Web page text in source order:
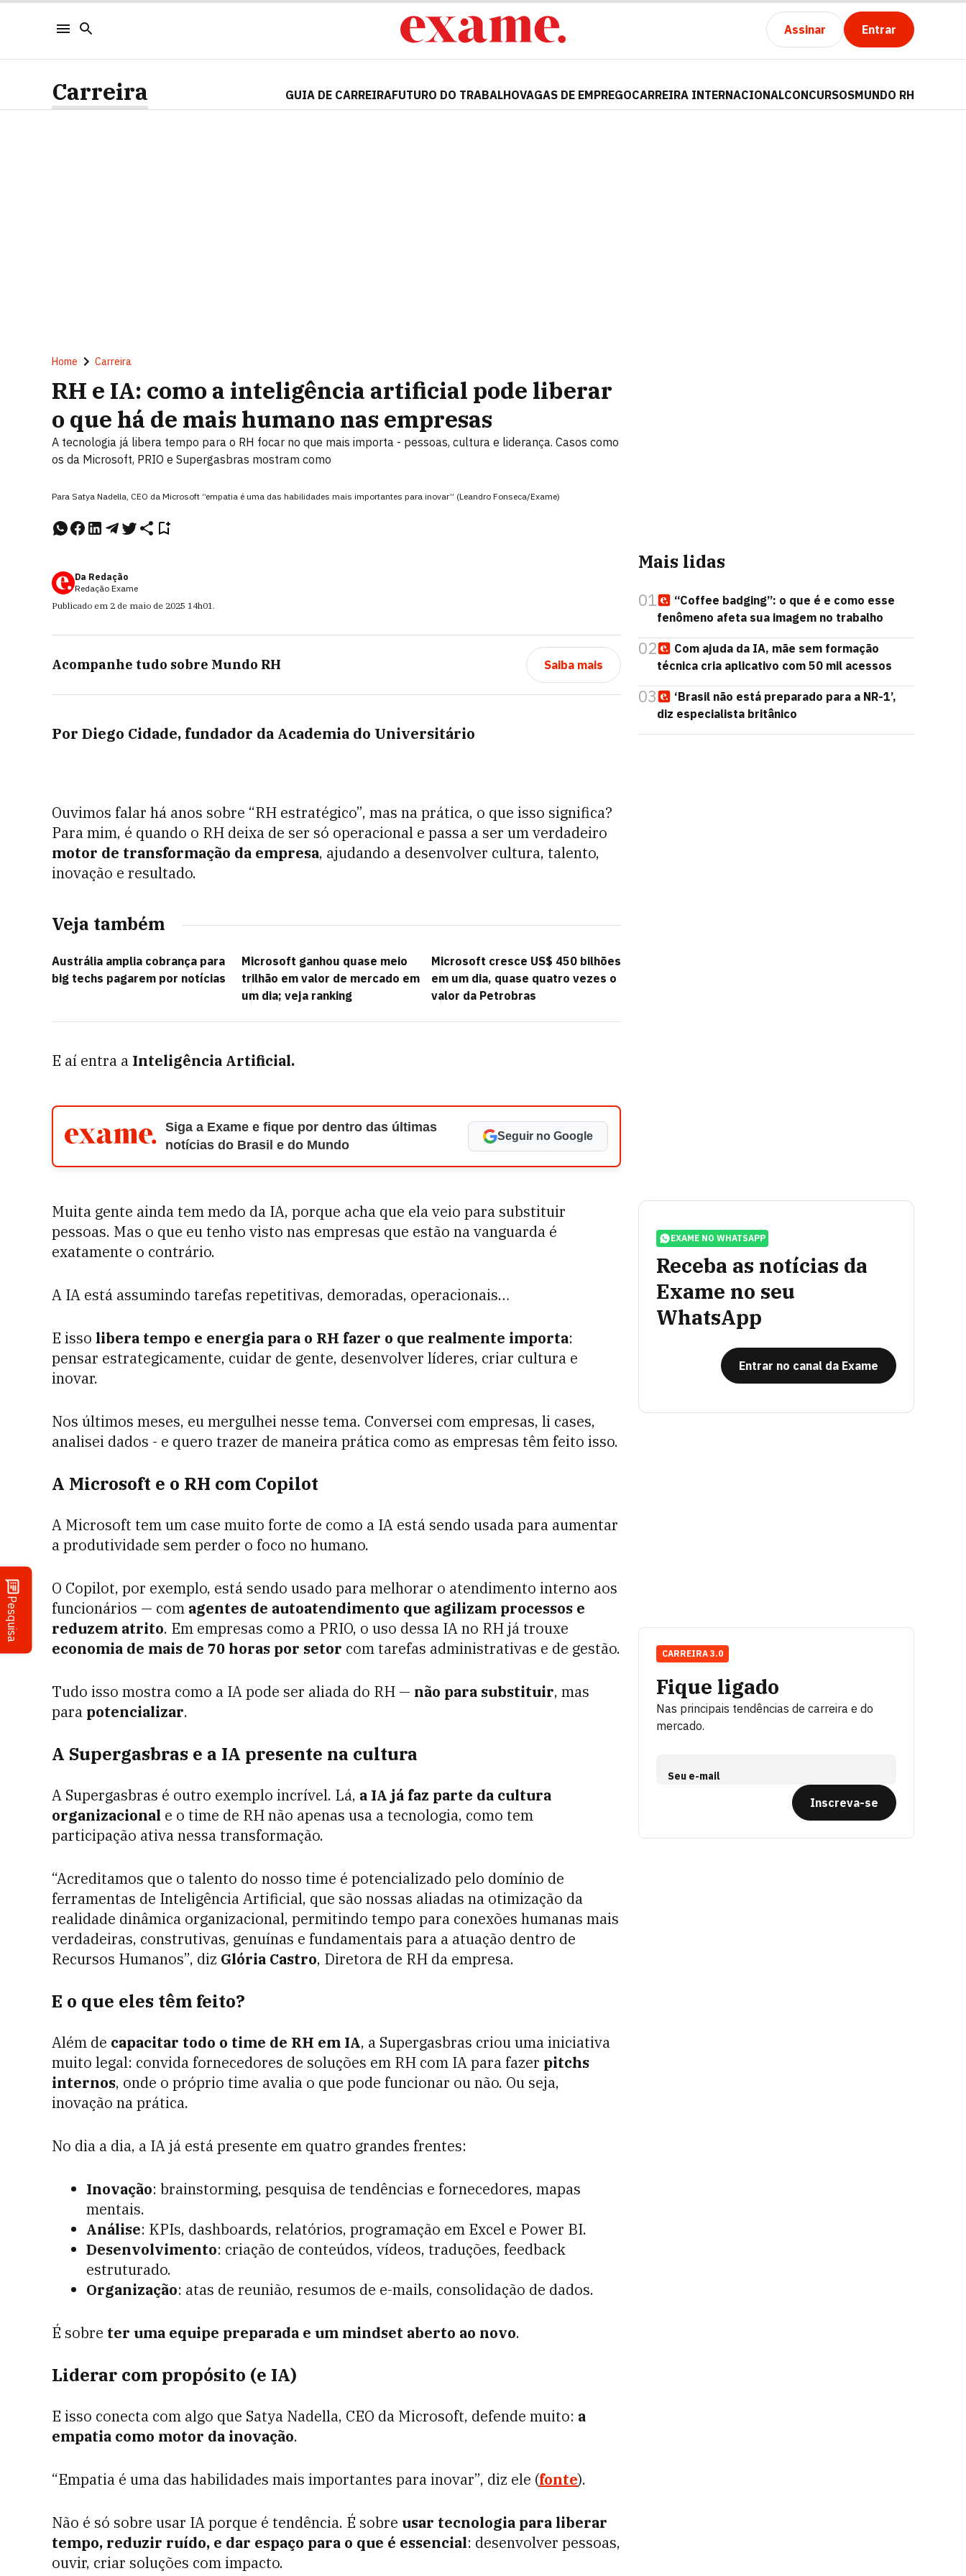
Assinar Entrar
Pesquisa
Carreira GUIA DE CARREIRAFUTURO DO TRABALHOVAGAS DE EMPREGOCARREIRA INTERNACIONALCONCURSOSMUNDO RH
Home Carreira
RH e IA: como a inteligência artificial pode liberar
o que há de mais humano nas empresas
A tecnologia já libera tempo para o RH focar no que mais importa - pessoas, cultura e liderança. Casos como
os da Microsoft, PRIO e Supergasbras mostram como
Para Satya Nadella, CEO da Microsoft “empatia é uma das habilidades mais importantes para inovar” (Leandro Fonseca/Exame)
Da Redação
Redação Exame
Publicado em 2 de maio de 2025 14h01.
Acompanhe tudo sobre Mundo RH Saiba mais
Por Diego Cidade, fundador da Academia do Universitário
Ouvimos falar há anos sobre “RH estratégico”, mas na prática, o que isso significa?
Para mim, é quando o RH deixa de ser só operacional e passa a ser um verdadeiro
motor de transformação da empresa, ajudando a desenvolver cultura, talento,
inovação e resultado.
Veja também
Austrália amplia cobrança para
big techs pagarem por notícias
Microsoft ganhou quase meio
trilhão em valor de mercado em
um dia; veja ranking
Microsoft cresce US$ 450 bilhões
em um dia, quase quatro vezes o
valor da Petrobras
E aí entra a Inteligência Artificial.
Siga a Exame e fique por dentro das últimas
notícias do Brasil e do Mundo
Seguir no Google
Muita gente ainda tem medo da IA, porque acha que ela veio para substituir
pessoas. Mas o que eu tenho visto nas empresas que estão na vanguarda é
exatamente o contrário.
A IA está assumindo tarefas repetitivas, demoradas, operacionais…
E isso libera tempo e energia para o RH fazer o que realmente importa:
pensar estrategicamente, cuidar de gente, desenvolver líderes, criar cultura e
inovar.
Nos últimos meses, eu mergulhei nesse tema. Conversei com empresas, li cases,
analisei dados - e quero trazer de maneira prática como as empresas têm feito isso.
A Microsoft e o RH com Copilot
A Microsoft tem um case muito forte de como a IA está sendo usada para aumentar
a produtividade sem perder o foco no humano.
O Copilot, por exemplo, está sendo usado para melhorar o atendimento interno aos
funcionários — com agentes de autoatendimento que agilizam processos e
reduzem atrito. Em empresas como a PRIO, o uso dessa IA no RH já trouxe
economia de mais de 70 horas por setor com tarefas administrativas e de gestão.
Tudo isso mostra como a IA pode ser aliada do RH — não para substituir, mas
para potencializar.
A Supergasbras e a IA presente na cultura
A Supergasbras é outro exemplo incrível. Lá, a IA já faz parte da cultura
organizacional e o time de RH não apenas usa a tecnologia, como tem
participação ativa nessa transformação.
“Acreditamos que o talento do nosso time é potencializado pelo domínio de
ferramentas de Inteligência Artificial, que são nossas aliadas na otimização da
realidade dinâmica organizacional, permitindo tempo para conexões humanas mais
verdadeiras, construtivas, genuínas e fundamentais para a atuação dentro de
Recursos Humanos”, diz Glória Castro, Diretora de RH da empresa.
E o que eles têm feito?
Além de capacitar todo o time de RH em IA, a Supergasbras criou uma iniciativa
muito legal: convida fornecedores de soluções em RH com IA para fazer pitchs
internos, onde o próprio time avalia o que pode funcionar ou não. Ou seja,
inovação na prática.
No dia a dia, a IA já está presente em quatro grandes frentes:
Inovação: brainstorming, pesquisa de tendências e fornecedores, mapas
mentais.
Análise: KPIs, dashboards, relatórios, programação em Excel e Power BI.
Desenvolvimento: criação de conteúdos, vídeos, traduções, feedback
estruturado.
Organização: atas de reunião, resumos de e-mails, consolidação de dados.
É sobre ter uma equipe preparada e um mindset aberto ao novo.
Liderar com propósito (e IA)
E isso conecta com algo que Satya Nadella, CEO da Microsoft, defende muito: a
empatia como motor da inovação.
“Empatia é uma das habilidades mais importantes para inovar”, diz ele (fonte).
Não é só sobre usar IA porque é tendência. É sobre usar tecnologia para liberar
tempo, reduzir ruído, e dar espaço para o que é essencial: desenvolver pessoas,
ouvir, criar soluções com impacto.
Mais lidas
01
“Coffee badging”: o que é e como esse
fenômeno afeta sua imagem no trabalho
02
Com ajuda da IA, mãe sem formação
técnica cria aplicativo com 50 mil acessos
03
‘Brasil não está preparado para a NR-1’,
diz especialista britânico
EXAME NO WHATSAPP
Receba as notícias da
Exame no seu
WhatsApp
Entrar no canal da Exame
Fique ligado
Nas principais tendências de carreira e do
mercado.
Seu e-mail
Inscreva-se
CARREIRA 3.0